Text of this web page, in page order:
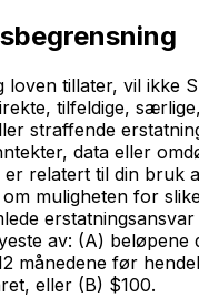
loven tillater, vil ikke
tilfeldige,
straffende
data eller
relatert til din bruk
muligheten for
av: (A) beløpene
månedene før
eller (B) $100.